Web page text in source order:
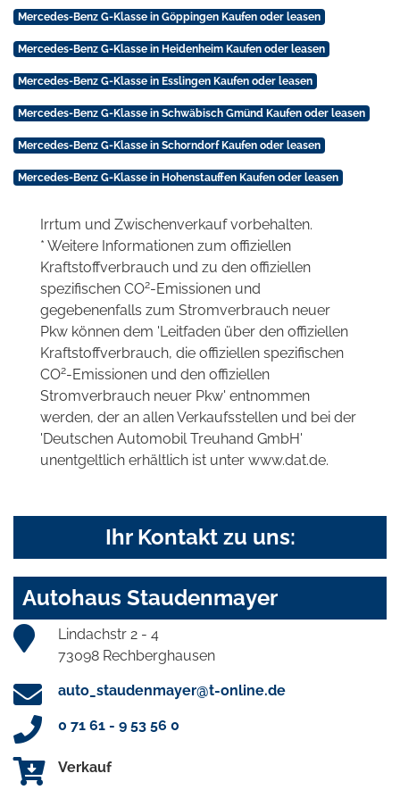
Mercedes-Benz G-Klasse in Göppingen Kaufen oder leasen
Mercedes-Benz G-Klasse in Heidenheim Kaufen oder leasen
Mercedes-Benz G-Klasse in Esslingen Kaufen oder leasen
Mercedes-Benz G-Klasse in Schwäbisch Gmünd Kaufen oder leasen
Mercedes-Benz G-Klasse in Schorndorf Kaufen oder leasen
Mercedes-Benz G-Klasse in Hohenstauffen Kaufen oder leasen
Irrtum und Zwischenverkauf vorbehalten.
* Weitere Informationen zum offiziellen
Kraftstoffverbrauch und zu den offiziellen
spezifischen CO2-Emissionen und
gegebenenfalls zum Stromverbrauch neuer
Pkw können dem 'Leitfaden über den offiziellen
Kraftstoffverbrauch, die offiziellen spezifischen
CO2-Emissionen und den offiziellen
Stromverbrauch neuer Pkw' entnommen
werden, der an allen Verkaufsstellen und bei der
'Deutschen Automobil Treuhand GmbH'
unentgeltlich erhältlich ist unter www.dat.de.
Ihr Kontakt zu uns:
Autohaus Staudenmayer
Lindachstr 2 - 4
73098 Rechberghausen
auto_staudenmayer@t-online.de
0 71 61 - 9 53 56 0
Verkauf